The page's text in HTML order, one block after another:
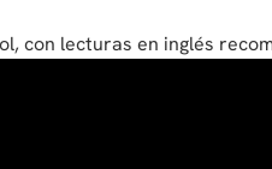
con lecturas en inglés